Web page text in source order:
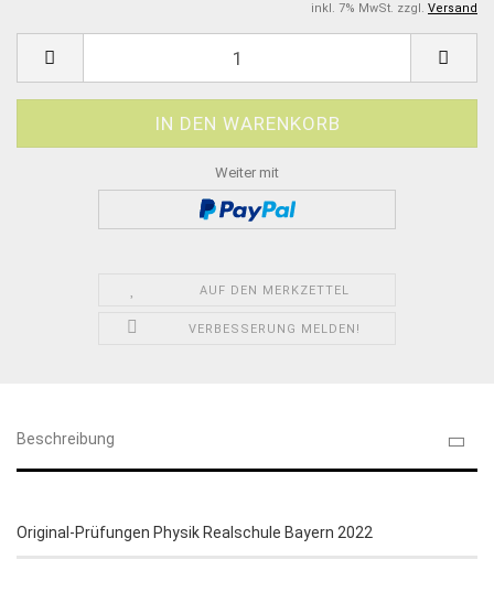
inkl. 7% MwSt. zzgl. Versand
Weiter mit
AUF DEN MERKZETTEL
VERBESSERUNG MELDEN!
Beschreibung
Original-Prüfungen Physik Realschule Bayern 2022